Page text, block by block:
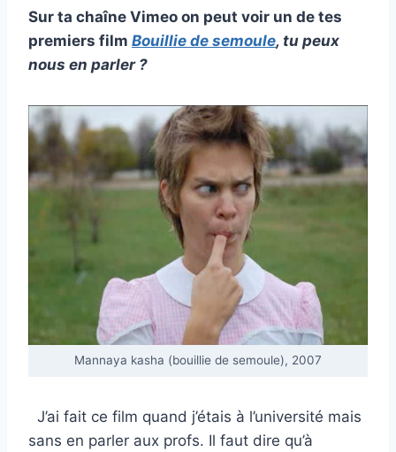
Sur ta chaîne Vimeo on peut voir un de tes
premiers film Bouillie de semoule, tu peux
nous en parler ?
Mannaya kasha (bouillie de semoule), 2007
J’ai fait ce film quand j’étais à l’université mais
sans en parler aux profs. Il faut dire qu’à